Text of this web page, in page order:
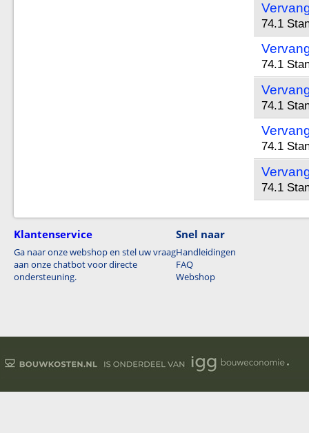
74.1
74.1
74.1
74.1
74.1
Klantenservice
Ga naar onze webshop en stel uw vraag
aan onze chatbot voor directe
ondersteuning.
Snel naar
Handleidingen
FAQ
Webshop